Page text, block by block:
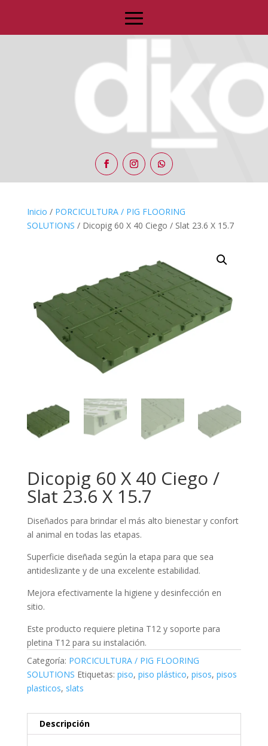
Inicio / PORCICULTURA / PIG FLOORING
SOLUTIONS / Dicopig 60 X 40 Ciego / Slat 23.6 X 15.7
Dicopig 60 X 40 Ciego /
Slat 23.6 X 15.7
Diseñados para brindar el más alto bienestar y confort
al animal en todas las etapas.
Superficie diseñada según la etapa para que sea
antideslizante y de una excelente estabilidad.
Mejora efectivamente la higiene y desinfección en
sitio.
Este producto requiere pletina T12 y soporte para
pletina T12 para su instalación.
Categoría: PORCICULTURA / PIG FLOORING
SOLUTIONS Etiquetas: piso, piso plástico, pisos, pisos
plasticos, slats
Descripción